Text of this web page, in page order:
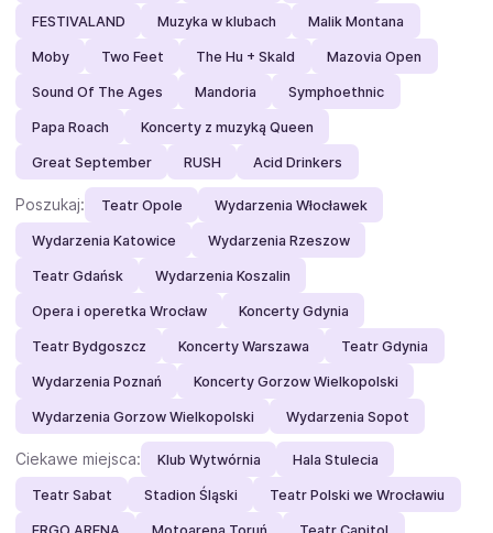
FESTIVALAND Muzyka w klubach Malik Montana
Moby Two Feet The Hu + Skald Mazovia Open
Sound Of The Ages Mandoria Symphoethnic
Papa Roach Koncerty z muzyką Queen
Great September RUSH Acid Drinkers
Poszukaj: Teatr Opole Wydarzenia Włocławek
Wydarzenia Katowice Wydarzenia Rzeszow
Teatr Gdańsk Wydarzenia Koszalin
Opera i operetka Wrocław Koncerty Gdynia
Teatr Bydgoszcz Koncerty Warszawa Teatr Gdynia
Wydarzenia Poznań Koncerty Gorzow Wielkopolski
Wydarzenia Gorzow Wielkopolski Wydarzenia Sopot
Ciekawe miejsca: Klub Wytwórnia Hala Stulecia
Teatr Sabat Stadion Śląski Teatr Polski we Wrocławiu